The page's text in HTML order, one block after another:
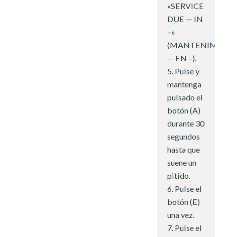
«SERVICE
DUE — IN
–»
— EN –).
5. Pulse y
mantenga
pulsado el
botón (A)
durante 30
segundos
hasta que
suene un
pitido.
6. Pulse el
botón (E)
una vez.
7. Pulse el